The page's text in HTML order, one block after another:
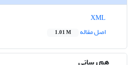
اصل مقاله
1.01 M
هم رسانی